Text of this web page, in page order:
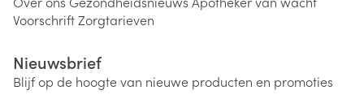
VoorschriftZorgtarieven
Nieuwsbrief
Blijf op de hoogte van nieuwe producten en promoties